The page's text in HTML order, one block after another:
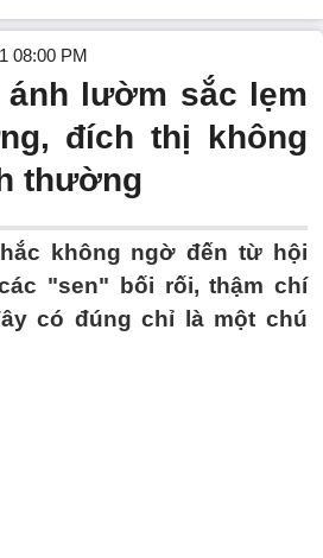
08:00 PM
lườm sắc lẹm
đích thị không
thường
không ngờ đến từ hội
"sen" bối rối, thậm chí
có đúng chỉ là một chú